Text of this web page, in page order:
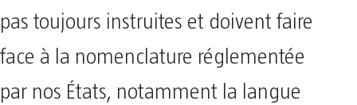
pas toujours instruites et doivent faire
face à la nomenclature réglementée
par nos États, notamment la langue